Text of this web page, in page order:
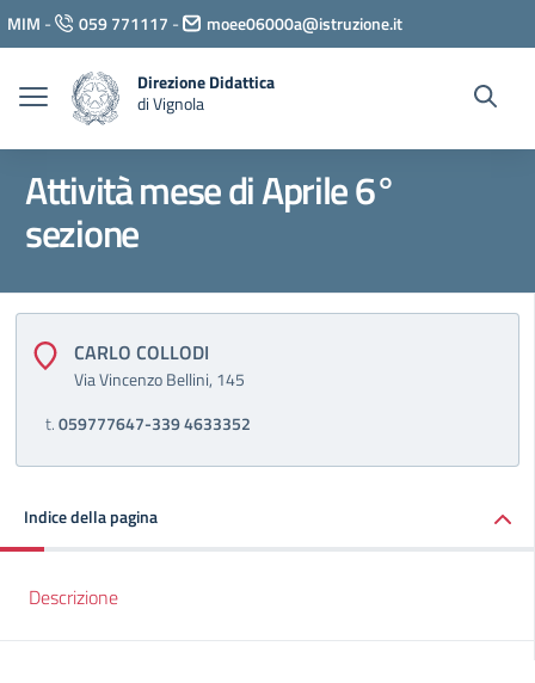
Vai ai contenuti
Vai al menu di navigazione
Vai al footer
MIM - 059 771117 - moee06000a@istruzione.it
Direzione Didattica
di Vignola
Attività mese di Aprile 6°
sezione
CARLO COLLODI
Via Vincenzo Bellini, 145
t.059777647-339 4633352
Indice della pagina
Descrizione